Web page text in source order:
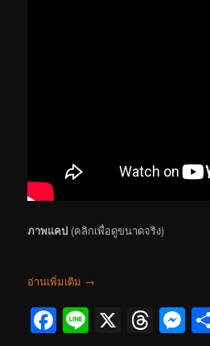
ภาพแคป (คลิกเพื่อดูขนาดจริง)
อ่านเพิ่มเติม →
Facebook
Line
X